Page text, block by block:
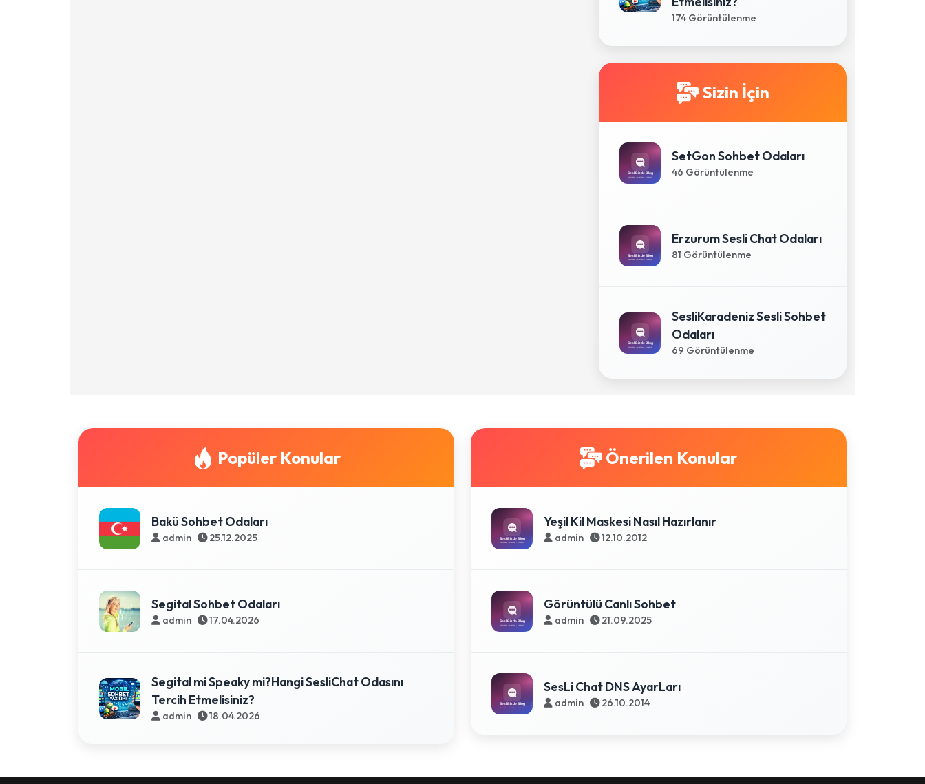
174 Görüntülenme
Sizin İçin
SetGon Sohbet Odaları
46 Görüntülenme
Erzurum Sesli Chat Odaları
81 Görüntülenme
SesliKaradeniz Sesli Sohbet
Odaları
69 Görüntülenme
Popüler Konular
Bakü Sohbet Odaları
admin 25.12.2025
Segital Sohbet Odaları
admin 17.04.2026
Segital mi Speaky mi?Hangi SesliChat Odasını
Tercih Etmelisiniz?
admin 18.04.2026
Önerilen Konular
Yeşil Kil Maskesi Nasıl Hazırlanır
admin 12.10.2012
Görüntülü Canlı Sohbet
admin 21.09.2025
SesLi Chat DNS AyarLarı
admin 26.10.2014